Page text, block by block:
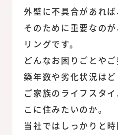
外壁に不具合があれば
そのために重要なの
リングです。
どんなお困りごとやご
築年数や劣化状況はど
ご家族のライフスタ
こに住みたいのか。
当社ではしっかりと